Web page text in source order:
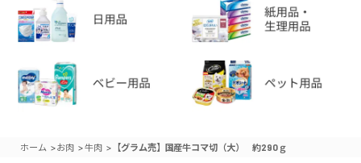
ホーム >お肉 >牛肉 > 【グラム売】国産牛コマ切（大） 約290ｇ